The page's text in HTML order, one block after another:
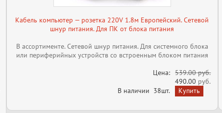
Кабель компьютер — розетка 220V 1.8м Европейский. Сетевой
шнур питания. Для ПК от блока питания
В ассортименте. Сетевой шнур питания. Для системного блока
или периферийных устройств со встроенным блоком питания
Цена: 539.00 руб.
490.00 руб.
В наличии 38шт.